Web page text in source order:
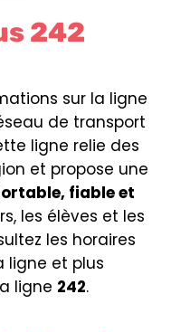
242
sur la ligne
de transport
ligne relie des
et propose une
fiable et
les élèves et les
les horaires
ligne et plus
ligne 242.